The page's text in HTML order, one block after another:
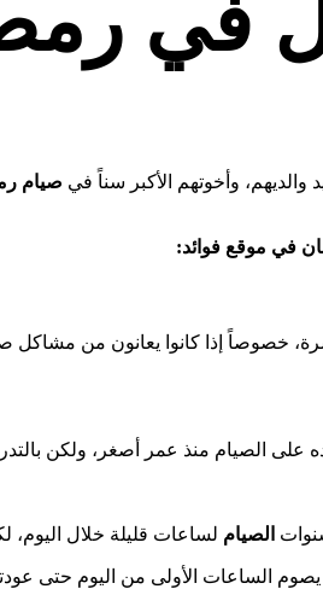
في
والديهم، وأخوتهم الأكبر سناً في صيام
في موقع فوائد:
خصوصاً إذا كانوا يعانون من مشاكل
على الصيام منذ عمر أصغر، ولكن
الصيام لساعات قليلة خلال اليوم،
الساعات الأولى من اليوم حتى